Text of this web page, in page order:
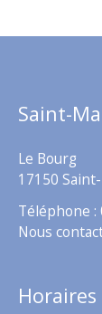
Saint-
Le Bourg
17150
Téléphone :
Nous